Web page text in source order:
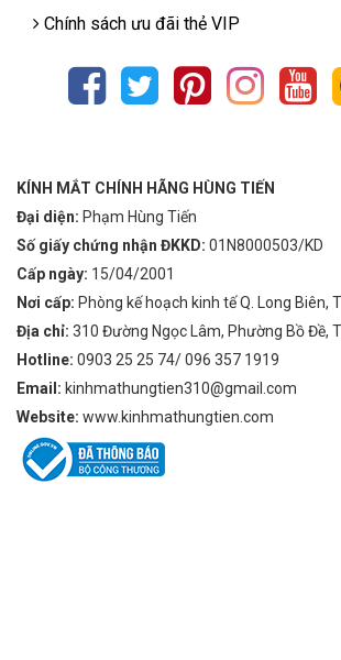
Chính sách ưu đãi thẻ VIP
KÍNH MẮT CHÍNH HÃNG HÙNG TIẾN
Đại diện: Phạm Hùng Tiến
Số giấy chứng nhận ĐKKD: 01N8000503/KD
Cấp ngày: 15/04/2001
Nơi cấp: Phòng kế hoạch kinh tế Q. Long Biên,
Địa chỉ: 310 Đường Ngọc Lâm, Phường Bồ Đề,
Hotline: 0903 25 25 74/ 096 357 1919
Email: kinhmathungtien310@gmail.com
Website: www.kinhmathungtien.com